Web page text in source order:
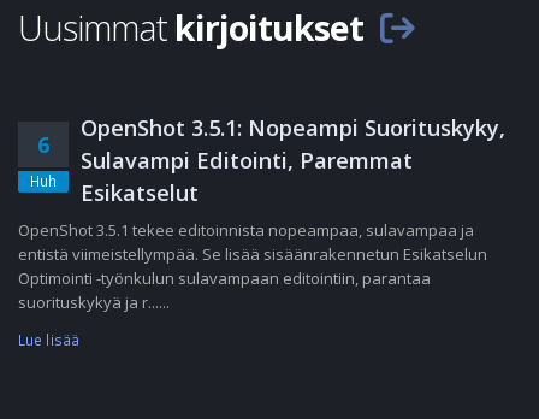
Uusimmat kirjoitukset
6
Huh
OpenShot 3.5.1: Nopeampi Suorituskyky,
Sulavampi Editointi, Paremmat
Esikatselut
OpenShot 3.5.1 tekee editoinnista nopeampaa, sulavampaa ja
entistä viimeistellympää. Se lisää sisäänrakennetun Esikatselun
Optimointi -työnkulun sulavampaan editointiin, parantaa
suorituskykyä ja r......
Lue lisää